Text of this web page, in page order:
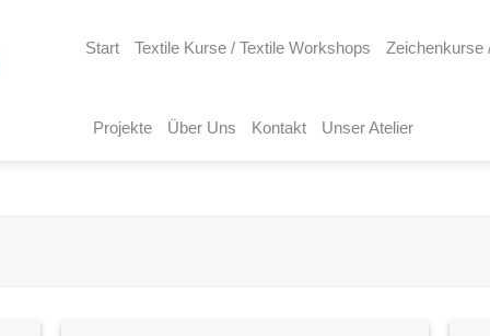
Start Textile Kurse / Textile Workshops Zeichenkurse
Projekte Über Uns Kontakt Unser Atelier